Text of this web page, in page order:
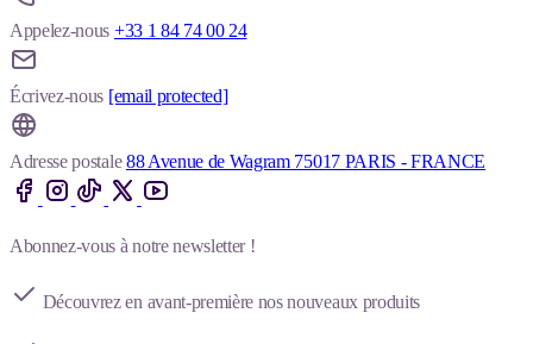
Appelez-nous +33 1 84 74 00 24
Écrivez-nous [email protected]
Adresse postale 88 Avenue de Wagram 75017 PARIS - FRANCE
Abonnez-vous à notre newsletter !
Découvrez en avant-première nos nouveaux produits